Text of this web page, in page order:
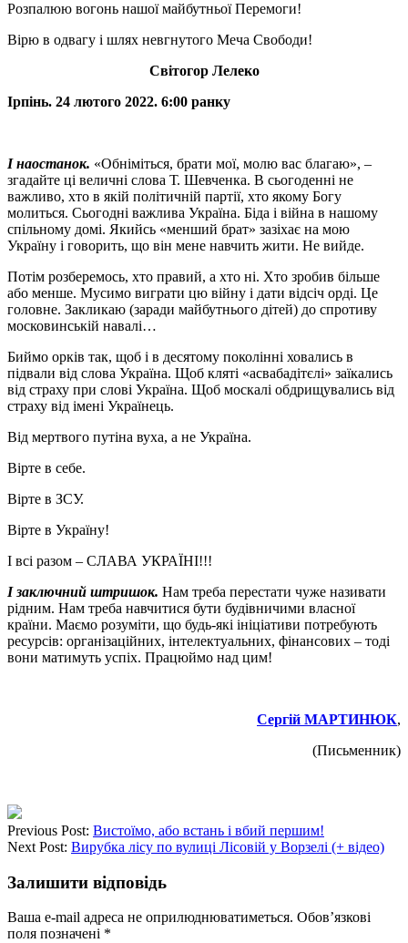
Розпалюю вогонь нашої майбутньої Перемоги!
Вірю в одвагу і шлях невгнутого Меча Свободи!
Світогор Лелеко
Ірпінь. 24 лютого 2022. 6:00 ранку
І наостанок. «Обніміться, брати мої, молю вас благаю», –
згадайте ці величні слова Т. Шевченка. В сьогоденні не
важливо, хто в якій політичній партії, хто якому Богу
молиться. Сьогодні важлива Україна. Біда і війна в нашому
спільному домі. Якийсь «менший брат» зазіхає на мою
Україну і говорить, що він мене навчить жити. Не вийде.
Потім розберемось, хто правий, а хто ні. Хто зробив більше
або менше. Мусимо виграти цю війну і дати відсіч орді. Це
головне. Закликаю (заради майбутнього дітей) до спротиву
московинській навалі…
Биймо орків так, щоб і в десятому поколінні ховались в
підвали від слова Україна. Щоб кляті «асвабадітєлі» заїкались
від страху при слові Україна. Щоб москалі обдрищувались від
страху від імені Українець.
Від мертвого путіна вуха, а не Україна.
Вірте в себе.
Вірте в ЗСУ.
Вірте в Україну!
І всі разом – СЛАВА УКРАЇНІ!!!
І заключний штришок. Нам треба перестати чуже називати
рідним. Нам треба навчитися бути будівничими власної
країни. Маємо розуміти, що будь-які ініціативи потребують
ресурсів: організаційних, інтелектуальних, фінансових – тоді
вони матимуть успіх. Працюймо над цим!
Сергій МАРТИНЮК,
(Письменник)
Previous Post: Вистоїмо, або встань і вбий першим!
Next Post: Вирубка лісу по вулиці Лісовій у Ворзелі (+ відео)
Залишити відповідь
Ваша e-mail адреса не оприлюднюватиметься. Обов’язкові
поля позначені *